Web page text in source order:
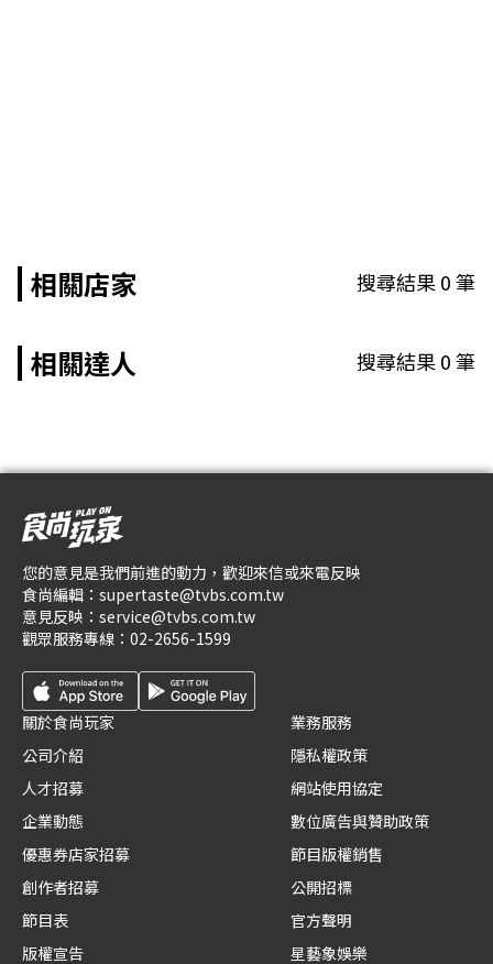
相關店家 搜尋結果0筆
相關達人 搜尋結果0筆
您的意見是我們前進的動力，歡迎來信或來電反映
食尚編輯： supertaste@tvbs.com.tw
意見反映： service@tvbs.com.tw
觀眾服務專線： 02-2656-1599
關於食尚玩家
公司介紹
人才招募
企業動態
優惠券店家招募
創作者招募
節目表
版權宣告
業務服務
隱私權政策
網站使用協定
數位廣告與贊助政策
節目版權銷售
公開招標
官方聲明
星藝象娛樂